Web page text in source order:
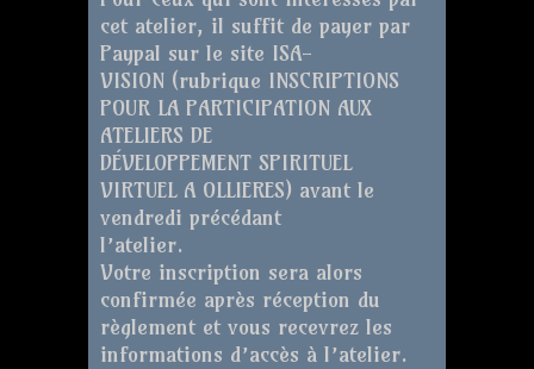
cet atelier, il suffit de payer par
Paypal sur le site ISA-
VISION (rubrique INSCRIPTIONS
POUR LA PARTICIPATION AUX
ATELIERS DE
DÉVELOPPEMENT SPIRITUEL
VIRTUEL A OLLIERES) avant le
vendredi précédant
l’atelier.
Votre inscription sera alors
confirmée après réception du
règlement et vous recevrez les
informations d’accès à l’atelier.